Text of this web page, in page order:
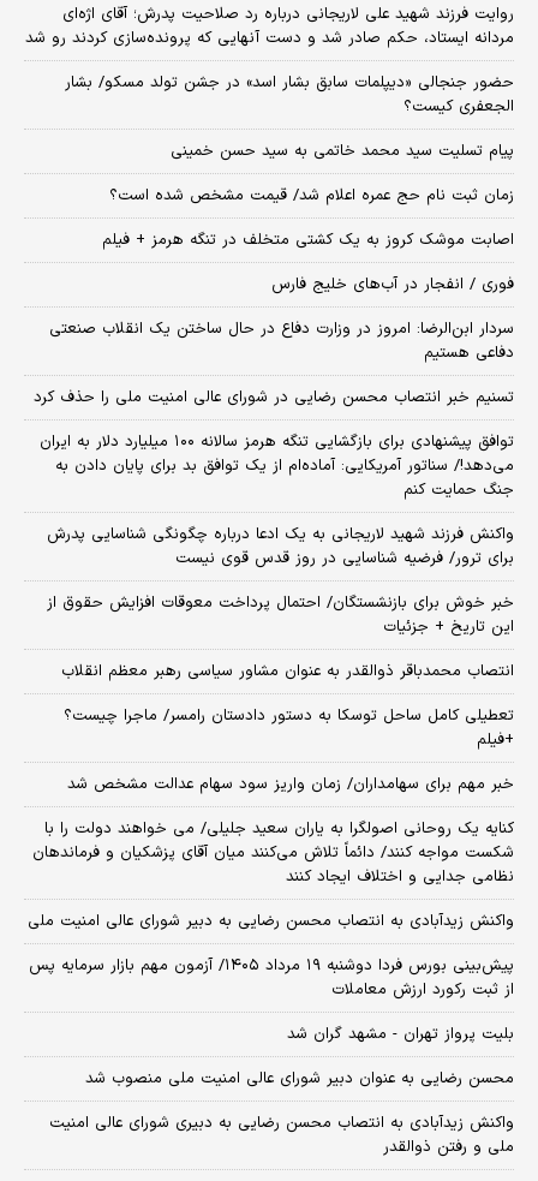
روایت فرزند شهید علی لاریجانی درباره رد صلاحیت پدرش؛ آقای اژه‌ای
مردانه ایستاد، حکم صادر شد و دست آنهایی که پرونده‌سازی کردند رو شد
حضور جنجالی «دیپلمات سابق بشار اسد» در جشن تولد مسکو/ بشار
الجعفری کیست؟
پیام تسلیت سید محمد خاتمی به سید حسن خمینی
زمان ثبت‌ نام حج عمره اعلام شد/ قیمت مشخص شده است؟
اصابت موشک کروز به یک کشتی متخلف در تنگه هرمز + فیلم
فوری / انفجار در آب‌های خلیج فارس
سردار ابن‌الرضا: امروز در وزارت دفاع در حال ساختن یک انقلاب صنعتی
دفاعی هستیم
تسنیم خبر انتصاب محسن رضایی در شورای عالی امنیت ملی را حذف کرد
توافق پیشنهادی برای بازگشایی تنگه هرمز سالانه ۱۰۰ میلیارد دلار به ایران
می‌دهد!/ سناتور آمریکایی: آماده‌ام از یک توافق بد برای پایان دادن به
جنگ حمایت کنم
واکنش فرزند شهید لاریجانی به یک ادعا درباره چگونگی شناسایی پدرش
برای ترور/ فرضیه شناسایی در روز قدس قوی نیست
خبر خوش برای بازنشستگان/ احتمال پرداخت معوقات افزایش حقوق از
این تاریخ + جزئیات
انتصاب محمدباقر ذوالقدر به عنوان مشاور سیاسی رهبر معظم انقلاب
تعطیلی کامل ساحل توسکا به دستور دادستان رامسر/ ماجرا چیست؟
+فیلم
خبر مهم برای سهامداران/ زمان واریز سود سهام عدالت مشخص شد
کنایه یک روحانی اصولگرا به یاران سعید جلیلی/ می خواهند دولت را با
شکست مواجه کنند/ دائماً تلاش می‌کنند میان آقای پزشکیان و فرماندهان
نظامی جدایی و اختلاف ایجاد کنند
واکنش زیدآبادی به انتصاب محسن رضایی به دبیر شورای عالی امنیت ملی
​پیش‌بینی بورس فردا دوشنبه ۱۹ مرداد ۱۴۰۵/ آزمون مهم بازار سرمایه پس
از ثبت رکورد ارزش معاملات
بلیت پرواز تهران - مشهد گران شد
محسن رضایی به عنوان دبیر شورای عالی امنیت ملی منصوب شد
واکنش زیدآبادی به انتصاب محسن رضایی به دبیری شورای عالی امنیت
ملی و رفتن ذوالقدر